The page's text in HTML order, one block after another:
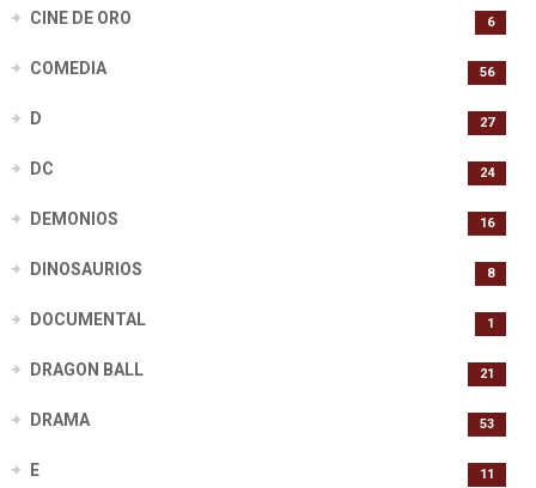
CINE DE ORO 6
COMEDIA 56
D 27
DC 24
DEMONIOS 16
DINOSAURIOS 8
DOCUMENTAL 1
DRAGON BALL 21
DRAMA 53
E 11